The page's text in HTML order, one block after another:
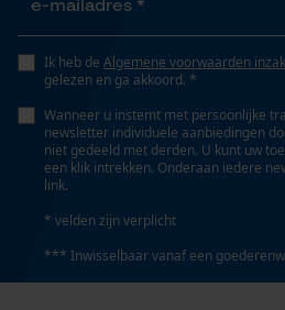
Nee
Fasewisselaar
Nee
Schuine snede
Nee
Ik heb de Algemene voorwaarden
gelezen en ga akkoord. *
Wanneer u instemt met persoonlijke
newsletter individuele aanbiedingen
niet gedeeld met derden. U kunt uw
een klik intrekken. Onderaan iedere
link.
* velden zijn verplicht
*** Inwisselbaar vanaf een
YouTube-video's
Google Maps
Marketing Cookies
Google Global